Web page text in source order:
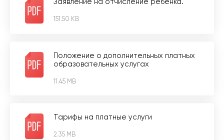
Заявление на отчисление ребенка.
151.50 KB
Положение о дополнительных платных
образовательных услугах
11.45 MB
Тарифы на платные услуги
2.35 MB